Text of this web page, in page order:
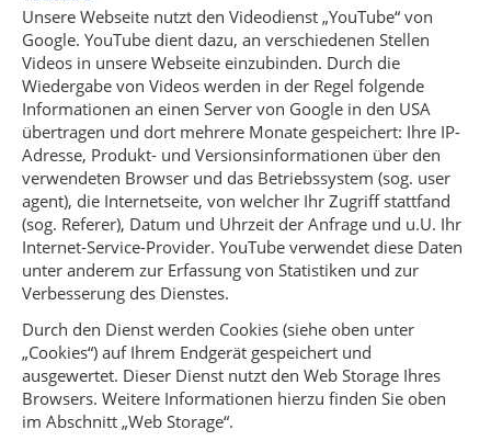
Unsere Webseite nutzt den Videodienst „YouTube“ von
Google. YouTube dient dazu, an verschiedenen Stellen
Videos in unsere Webseite einzubinden. Durch die
Wiedergabe von Videos werden in der Regel folgende
Informationen an einen Server von Google in den USA
übertragen und dort mehrere Monate gespeichert: Ihre IP-
Adresse, Produkt- und Versionsinformationen über den
verwendeten Browser und das Betriebssystem (sog. user
agent), die Internetseite, von welcher Ihr Zugriff stattfand
(sog. Referer), Datum und Uhrzeit der Anfrage und u.U. Ihr
Internet-Service-Provider. YouTube verwendet diese Daten
unter anderem zur Erfassung von Statistiken und zur
Verbesserung des Dienstes.
Durch den Dienst werden Cookies (siehe oben unter
„Cookies“) auf Ihrem Endgerät gespeichert und
ausgewertet. Dieser Dienst nutzt den Web Storage Ihres
Browsers. Weitere Informationen hierzu finden Sie oben
im Abschnitt „Web Storage“.